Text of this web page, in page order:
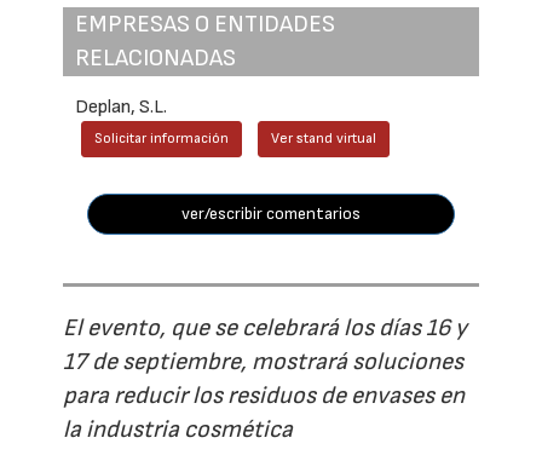
EMPRESAS O ENTIDADES
RELACIONADAS
Deplan, S.L.
Solicitar información Ver stand virtual
ver/escribir comentarios
El evento, que se celebrará los días 16 y
17 de septiembre, mostrará soluciones
para reducir los residuos de envases en
la industria cosmética